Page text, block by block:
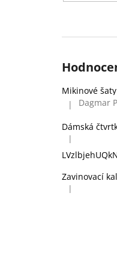
Mikinové
Hodnocení
| Dagmar
Hodnocení
|
Zavinovací
Hodnocení
|